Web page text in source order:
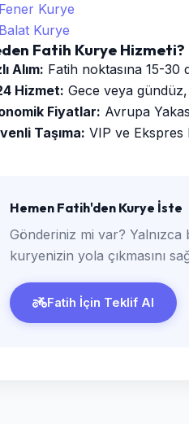
Fener Kurye
Balat Kurye
Fatih Kurye Hizmeti?
Alım: Fatih noktasına 15-30
Hizmet: Gece veya gündüz,
Fiyatlar: Avrupa
Taşıma: VIP ve Ekspres
Hemen Fatih'den Kurye İste
Gönderiniz mi var?
kuryenizin yola çıkmasını
Fatih İçin Teklif Al